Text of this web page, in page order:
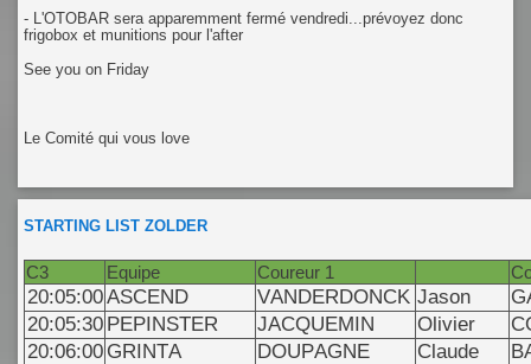
- L'OTOBAR sera apparemment fermé vendredi...prévoyez donc
frigobox et munitions pour l'after
See you on Friday
Le Comité qui vous love
STARTING LIST ZOLDER
C3 Equipe Coureur 1
20:05:00ASCEND VANDERDONCK Jason
20:05:30 PEPINSTER JACQUEMIN Olivier
20:06:00 GRINTA DOUPAGNE Claude